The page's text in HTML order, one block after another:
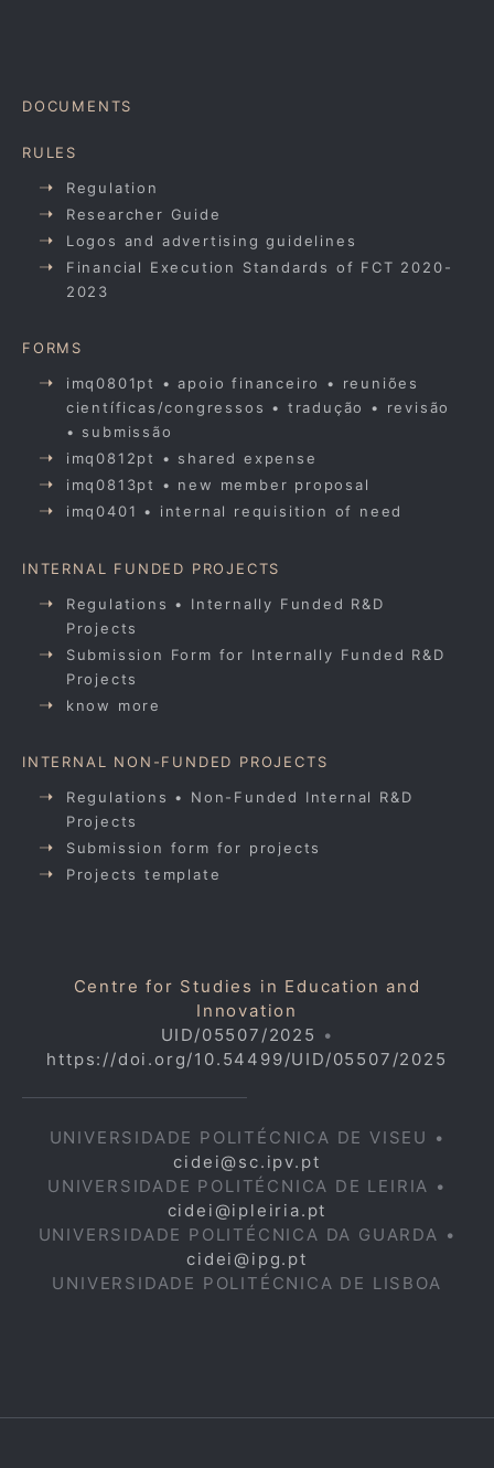
DOCUMENTS
RULES
Regulation
Researcher Guide
Logos and advertising guidelines
Financial Execution Standards of FCT 2020-
2023
FORMS
imq0801pt • apoio financeiro • reuniões
científicas/congressos • tradução • revisão
• submissão
imq0812pt • shared expense
imq0813pt • new member proposal
imq0401 • internal requisition of need
INTERNAL FUNDED PROJECTS
Regulations • Internally Funded R&D
Projects
Submission Form for Internally Funded R&D
Projects
know more
INTERNAL NON-FUNDED PROJECTS
Regulations • Non-Funded Internal R&D
Projects
Submission form for projects
Projects template
Centre for Studies in Education and
Innovation
UID/05507/2025 •
https://doi.org/10.54499/UID/05507/2025
UNIVERSIDADE POLITÉCNICA DE VISEU •
cidei@sc.ipv.pt
UNIVERSIDADE POLITÉCNICA DE LEIRIA •
cidei@ipleiria.pt
UNIVERSIDADE POLITÉCNICA DA GUARDA •
cidei@ipg.pt
UNIVERSIDADE POLITÉCNICA DE LISBOA